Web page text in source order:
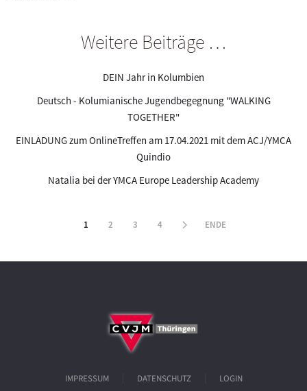
Weitere Beiträge …
DEIN Jahr in Kolumbien
Deutsch - Kolumianische Jugendbegegnung "WALKING
TOGETHER"
EINLADUNG zum OnlineTreffen am 17.04.2021 mit dem ACJ/YMCA
Quindio
Natalia bei der YMCA Europe Leadership Academy
1 2 3 4 ENDE
IMPRESSUM DATENSCHUTZ LOGIN